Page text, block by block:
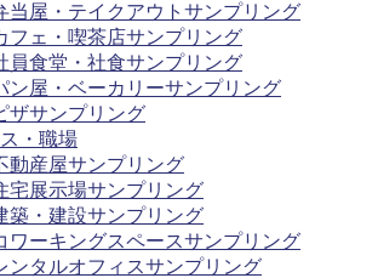
当屋・テイクアウトサンプリング
フェ・喫茶店サンプリング
員食堂・社食サンプリング
ン屋・ベーカリーサンプリング
ザサンプリング
・職場
動産屋サンプリング
宅展示場サンプリング
築・建設サンプリング
ワーキングスペースサンプリング
ンタルオフィスサンプリング